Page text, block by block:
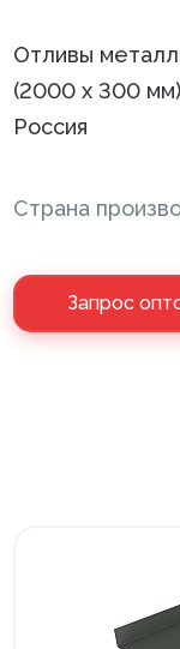
Отливы
(2000 х 300
Россия
Страна
Запрос